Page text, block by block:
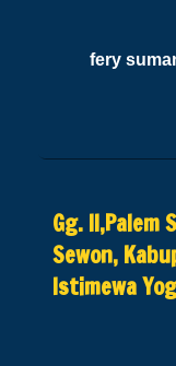
fery
Gg. II,Palem
Sewon,
Istimewa